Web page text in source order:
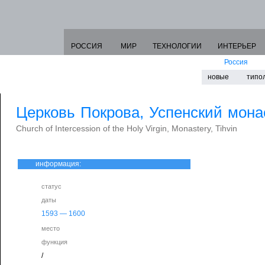
РОССИЯ МИР ТЕХНОЛОГИИ
ИНТЕРЬЕР
Россия
новые
Церковь Покрова, Успенский
Church of Intercession of the Holy Virgin, Monastery, Tihvin
информация:
статус
даты
1593 — 1600
место
функция
/